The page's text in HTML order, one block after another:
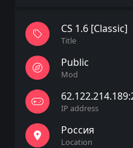
CS 1.6 [Classic]
Title
Public
Mod
IP address
Россия
Location